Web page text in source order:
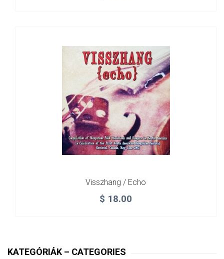
Visszhang / Echo
$ 18.00
KATEGÓRIÁK – CATEGORIES